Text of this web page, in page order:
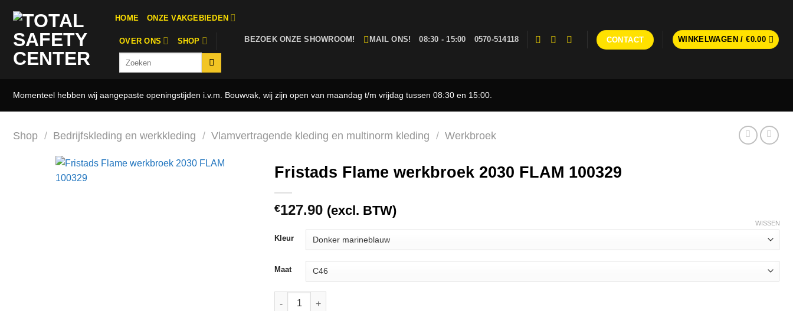
naar
inhoud
HOME ONZE VAKGEBIEDEN
OVER ONS SHOP BEZOEK ONZE SHOWROOM! MAIL ONS! 08:30 - 15:00 0570-514118 CONTACT WINKELWAGEN /€0.00
Momenteel hebben wij aangepaste openingstijden i.v.m. Bouwvak, wij zijn open van maandag t/m vrijdag tussen 08:30 en 15:00.
Shop / Bedrijfskleding en werkkleding / Vlamvertragende kleding en multinorm kleding / Werkbroek
Fristads Flame werkbroek 2030 FLAM 100329
€127.90 (excl. BTW)
Kleur
Maat
WISSEN
Fristads Flame werkbroek 2030 FLAM 100329 aantal